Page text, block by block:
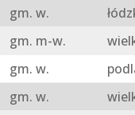
gm. w.
gm. m-w.
gm. w.
gm. w.